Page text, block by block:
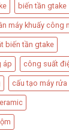
biến tần gtake
máy khuấy công
biến tần gtake
áp​ công suất
cấu tạo máy